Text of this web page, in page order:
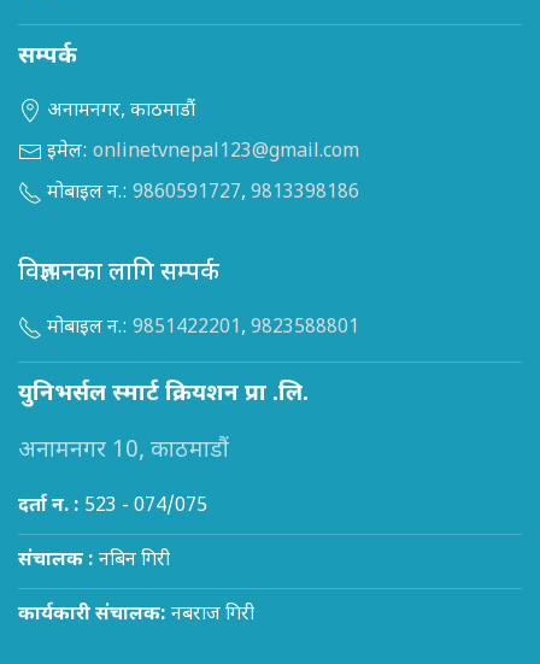
सम्पर्क
अनामनगर, काठमाडौं
इमेल: onlinetvnepal123@gmail.com
मोबाइल न.: 9860591727, 9813398186
विज्ञापनका लागि सम्पर्क
मोबाइल न.: 9851422201, 9823588801
युनिभर्सल स्मार्ट क्रियशन प्रा .लि.
अनामनगर 10, काठमाडौं
दर्ता न. : 523 - 074/075
संचालक : नबिन गिरी
कार्यकारी संचालक: नबराज गिरी